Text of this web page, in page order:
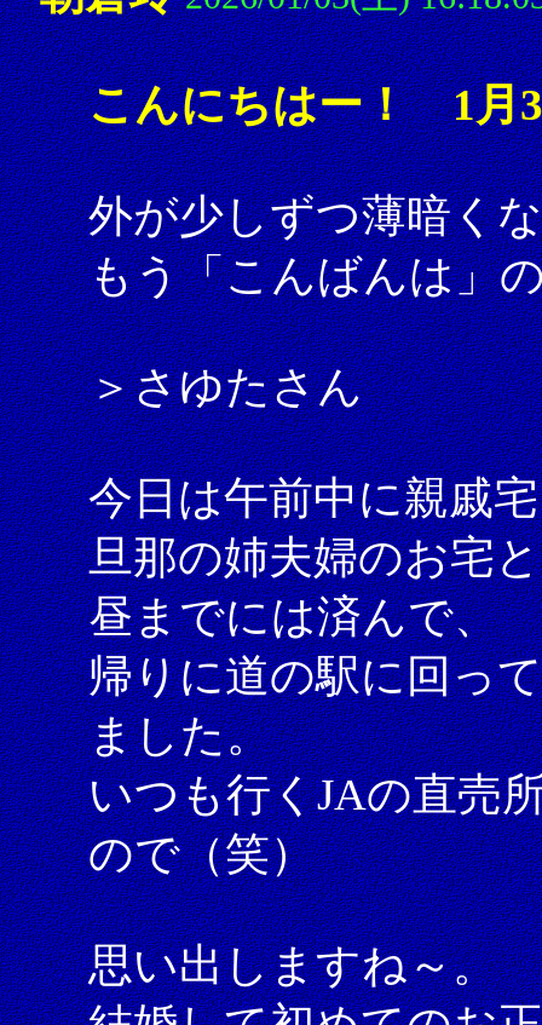
こんにちはー！ 1月
外が少しずつ薄暗く
もう「こんばんは」
＞さゆたさん
今日は午前中に親戚
旦那の姉夫婦のお宅
昼までには済んで、
帰りに道の駅に回っ
ました。
いつも行くJAの直売
ので（笑）
思い出しますね～。